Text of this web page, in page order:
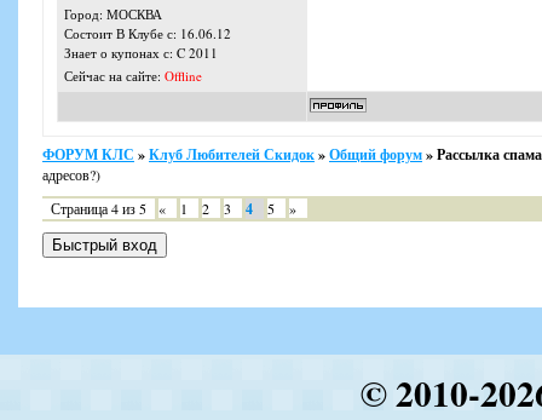
Город: МОСКВА
Состоит В Клубе с: 16.06.12
Знает о купонах с: C 2011
Сейчас на сайте: Offline
ФОРУМ КЛС »Клуб Любителей Скидок»Общий форум»Рассылка
адресов?)
Страница4из 5 « 1 2 3 4 5 »
© 2010-